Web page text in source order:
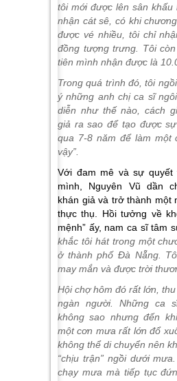
tôi mới được lên sân khấu
nhận cát sê, có khi
được vé nhiều, tôi chỉ
đồng tượng trưng. Tôi
tiên mình nhận được là
Trong quá trình đó, tôi
ý những anh chị ca sĩ
diễn như thế nào, cách
giả ra sao để tạo được
qua 7-8 năm để làm một
vậy”.
Với đam mê và sự quyết
mình, Nguyên Vũ dần
khán giả và trở thành một
thực thụ. Hồi tưởng về
mệnh” ấy, nam ca sĩ tâm
khắc tôi hát trong một
ở thành phố Đà Nẵng.
may mắn và được trời
Hội chợ hôm đó rất lớn,
ngàn người. Những ca
không sao nhưng đến
một cơn mưa rất lớn đổ
không thể di chuyển nên
“chịu trận” ngồi dưới
chạy mưa mà tiếp tục